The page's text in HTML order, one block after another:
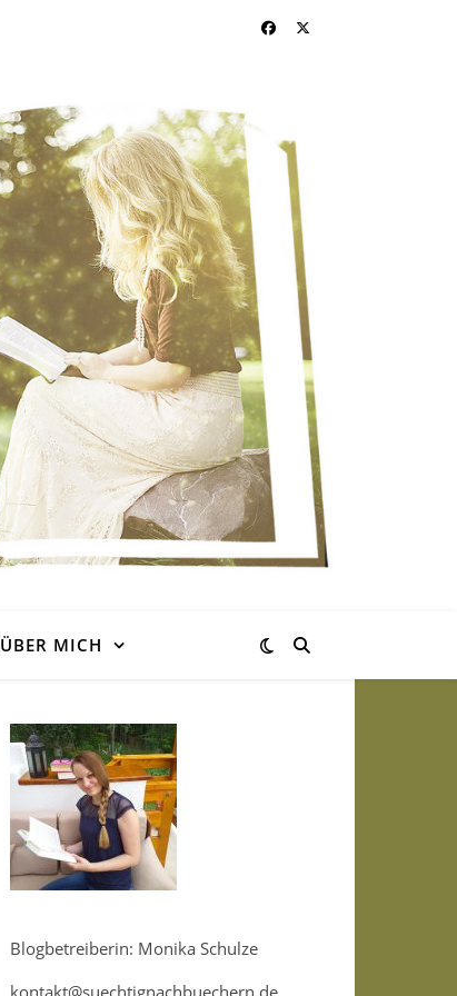
ÜBER MICH
Blogbetreiberin: Monika Schulze
kontakt@suechtignachbuechern.de